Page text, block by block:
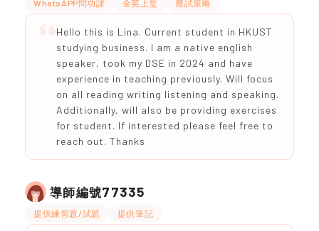
WhatsAPP問功課 全英上堂 應試策略
Hello this is Lina. Current student in HKUST
studying business. I am a native english
speaker, took my DSE in 2024 and have
experience in teaching previously. Will focus
on all reading writing listening and speaking.
Additionally, will also be providing exercises
for student. If interested please feel free to
reach out. Thanks
導師編號77335
提供練習題/試題 提供筆記